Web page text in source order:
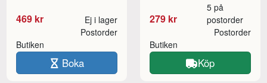
469 kr Ej i lager
Butiken
Postorder
Boka
279 kr
5 på
postorder
Butiken
Postorder
Köp